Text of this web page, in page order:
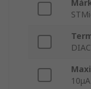
DIAC
10μA